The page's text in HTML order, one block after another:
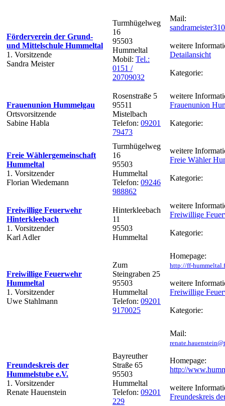
Förderverein der Grund-
und Mittelschule Hummeltal
1. Vorsitzende
Sandra Meister
Turmhügelweg
16
95503
Hummeltal
Mobil: Tel.:
0151 /
20709032
Mail:
weitere
Detailansicht
Kategorie:
Frauenunion Hummelgau
Ortsvorsitzende
Sabine Habla
Rosenstraße 5
95511
Mistelbach
Telefon: 09201
79473
weitere
Frauenunion
Kategorie:
Freie Wählergemeinschaft
Hummeltal
1. Vorsitzender
Florian Wiedemann
Turmhügelweg
16
95503
Hummeltal
Telefon: 09246
988862
weitere
Freie Wähler
Kategorie:
Freiwillige Feuerwehr
Hinterkleebach
1. Vorsitzender
Karl Adler
Hinterkleebach
11
95503
Hummeltal
weitere
Freiwillige
Kategorie:
Freiwillige Feuerwehr
Hummeltal
1. Vorsitzender
Uwe Stahlmann
Zum
Steingraben 25
95503
Hummeltal
Telefon: 09201
9170025
Homepage:
http://ff-
weitere
Freiwillige
Kategorie:
Freundeskreis der
Hummelstube e.V.
1. Vorsitzender
Renate Hauenstein
Bayreuther
Straße 65
95503
Hummeltal
Telefon: 09201
229
Mail:
Homepage:
http://
weitere
Freundeskreis